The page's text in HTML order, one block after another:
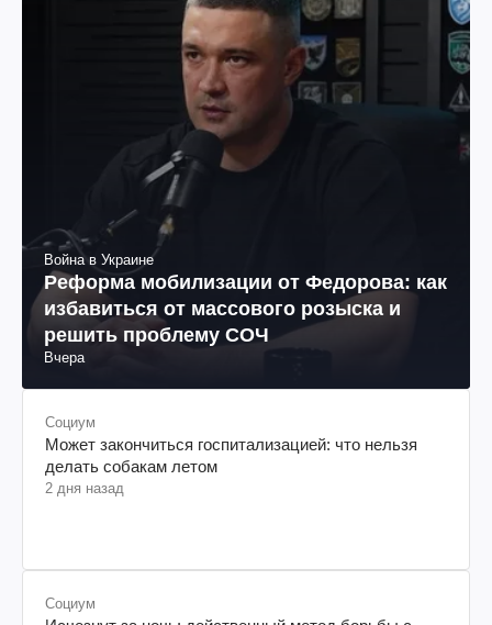
Война в Украине
Реформа мобилизации от Федорова: как
избавиться от массового розыска и
решить проблему СОЧ
Вчера
Социум
Может закончиться госпитализацией: что нельзя
делать собакам летом
2 дня назад
Социум